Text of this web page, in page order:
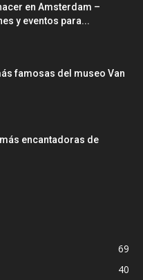
en Amsterdam –
y eventos para...
famosas del museo Van
encantadoras de
69
40